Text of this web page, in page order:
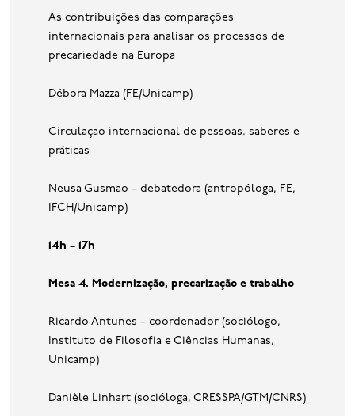
As contribuições das comparações
internacionais para analisar os processos de
precariedade na Europa
Débora Mazza (FE/Unicamp)
Circulação internacional de pessoas, saberes e
práticas
Neusa Gusmão – debatedora (antropóloga, FE,
IFCH/Unicamp)
14h – 17h
Mesa 4. Modernização, precarização e trabalho
Ricardo Antunes – coordenador (sociólogo,
Instituto de Filosofia e Ciências Humanas,
Unicamp)
Danièle Linhart (socióloga, CRESSPA/GTM/CNRS)